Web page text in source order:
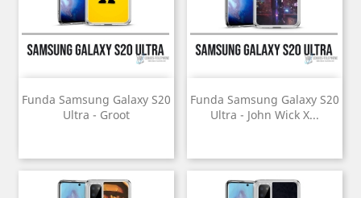
Funda Samsung Galaxy S20
Ultra - Groot
Funda Samsung Galaxy S20
Ultra - John Wick X...